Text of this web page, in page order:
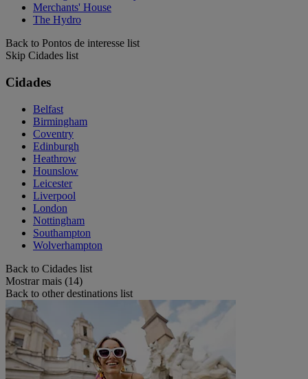
Merchants' House
The Hydro
Back to Pontos de interesse list
Skip Cidades list
Cidades
Belfast
Birmingham
Coventry
Edinburgh
Heathrow
Hounslow
Leicester
Liverpool
London
Nottingham
Southampton
Wolverhampton
Back to Cidades list
Mostrar mais (14)
Back to other destinations list